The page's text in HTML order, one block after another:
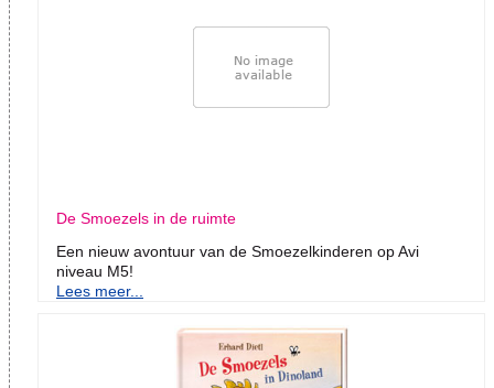
De Smoezels in de ruimte
Een nieuw avontuur van de Smoezelkinderen op Avi
niveau M5!
Lees meer...